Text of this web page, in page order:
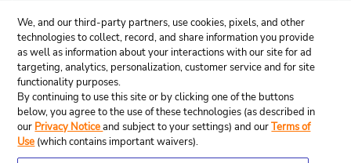
We, and our third-party partners, use cookies, pixels, and other
technologies to collect, record, and share information you provide
as well as information about your interactions with our site for ad
targeting, analytics, personalization, customer service and for site
functionality purposes.
By continuing to use this site or by clicking one of the buttons
below, you agree to the use of these technologies (as described in
our Privacy Noticeand subject to your settings) and ourTerms of
Use (which contains important waivers).